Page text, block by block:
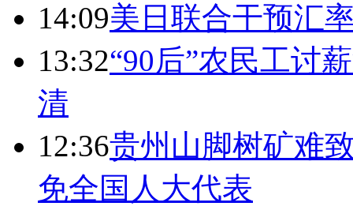
14:09美日联合干预汇
13:32“90后”农民工讨
清
12:36贵州山脚树矿难
免全国人大代表